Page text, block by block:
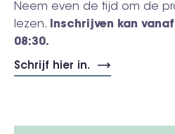
Neem even de tijd om de
lezen.
Inschrijven kan
08:30.
Schrijf hier in.